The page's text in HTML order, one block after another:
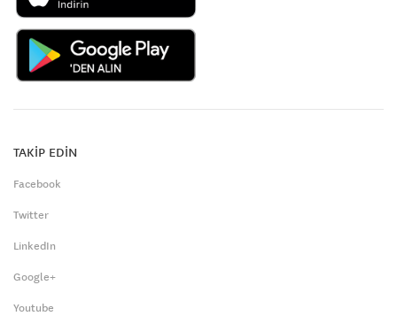
TAKİP EDİN
Facebook
Twitter
LinkedIn
Google+
Youtube